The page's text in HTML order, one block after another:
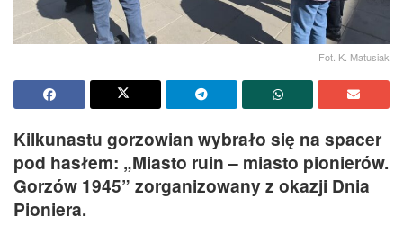
Fot. K. Matusiak
Kilkunastu gorzowian wybrało się na spacer
pod hasłem: „Miasto ruin – miasto pionierów.
Gorzów 1945” zorganizowany z okazji Dnia
Pioniera.